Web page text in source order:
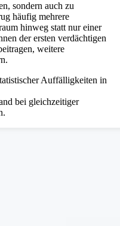
sondern auch zu
häufig mehrere
hinweg statt nur einer
der ersten verdächtigen
weitere
Auffälligkeiten in
bei gleichzeitiger